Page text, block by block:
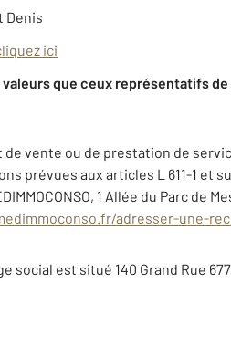
Denis
ici
que ceux représentatifs
de vente ou de prestation de
prévues aux articles L 611-1 et
1 Allée du Parc de
adresser-une-
est situé 140 Grand Rue